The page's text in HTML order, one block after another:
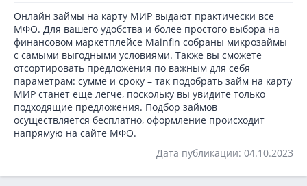
Онлайн займы на карту МИР выдают практически все
МФО. Для вашего удобства и более простого выбора на
финансовом маркетплейсе Mainfin собраны микрозаймы
с самыми выгодными условиями. Также вы сможете
отсортировать предложения по важным для себя
параметрам: сумме и сроку – так подобрать займ на карту
МИР станет еще легче, поскольку вы увидите только
подходящие предложения. Подбор займов
осуществляется бесплатно, оформление происходит
напрямую на сайте МФО.
Дата публикации: 04.10.2023